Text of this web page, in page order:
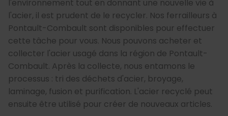
l'environnement tout en donnant une nouvelle vie à
l'acier, il est prudent de le recycler. Nos ferrailleurs à
Pontault-Combault sont disponibles pour effectuer
cette tâche pour vous. Nous pouvons acheter et
collecter l'acier usagé dans la région de Pontault-
Combault. Après la collecte, nous entamons le
processus : tri des déchets d'acier, broyage,
laminage, fusion et purification. L'acier recyclé peut
ensuite être utilisé pour créer de nouveaux articles.